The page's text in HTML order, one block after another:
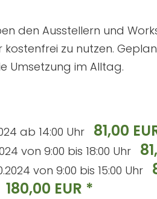
den Ausstellern und
zu nutzen.
Umsetzung im Alltag.
ab 14:00 Uhr 81,00
von 9:00 bis 18:00 Uhr
von 9:00 bis 15:00 Uhr
180,00 EUR *